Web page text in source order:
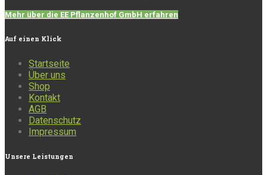
Mehr über die EE Pflanzenhof GmbH erfahren
Auf einen Klick
Startseite
Über uns
Shop
Kontakt
AGB
Datenschutz
Impressum
Unsere Leistungen